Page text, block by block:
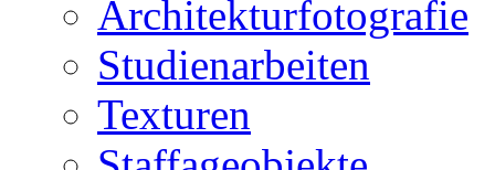
Architekturfotografie
Studienarbeiten
Texturen